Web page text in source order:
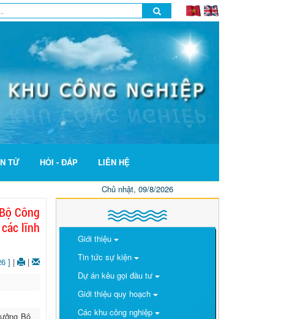
TỬ HỎI - ĐÁP LIÊN HỆ
Chủ nhật, 09/8/2026
Công
lĩnh
] |
|
Bộ
Giới thiệu
Tin tức sự kiện
Dự án kêu gọi đầu tư
Giới thiệu quy hoạch
Các khu công nghiệp